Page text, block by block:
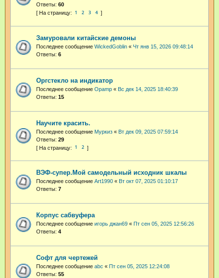
Ответы: 60
1 2 3 4
Замуровали китайские демоны
Последнее сообщение WickedGoblin « Чт янв 15, 2026 09:48:14
Ответы: 6
Оргстекло на индикатор
Последнее сообщение Opamp « Вс дек 14, 2025 18:40:39
Ответы: 15
Научите красить.
Последнее сообщение Муркиз « Вт дек 09, 2025 07:59:14
Ответы: 29
1 2
ВЭФ-супер.Мой самодельный исходник шкалы
Последнее сообщение Art1990 « Вт окт 07, 2025 01:10:17
Ответы: 7
Корпус сабвуфера
Последнее сообщение игорь джан69 « Пт сен 05, 2025 12:56:26
Ответы: 4
Софт для чертежей
Последнее сообщение abc « Пт сен 05, 2025 12:24:08
Ответы: 55